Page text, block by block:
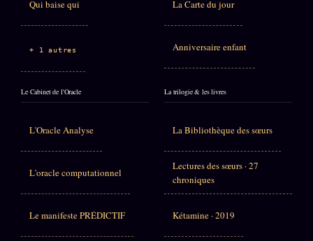
Qui baise qui
+ 1 autres
La Carte du jour
Anniversaire enfant
Le Cabinet de l'Oracle
L'Oracle Analyse
L'oracle computationnel
Le manifeste PRÉDICTIF
La trilogie & les livres
La Bibliothèque des sœurs
Lectures des sœurs · 27
chroniques
Kétamine · 2019